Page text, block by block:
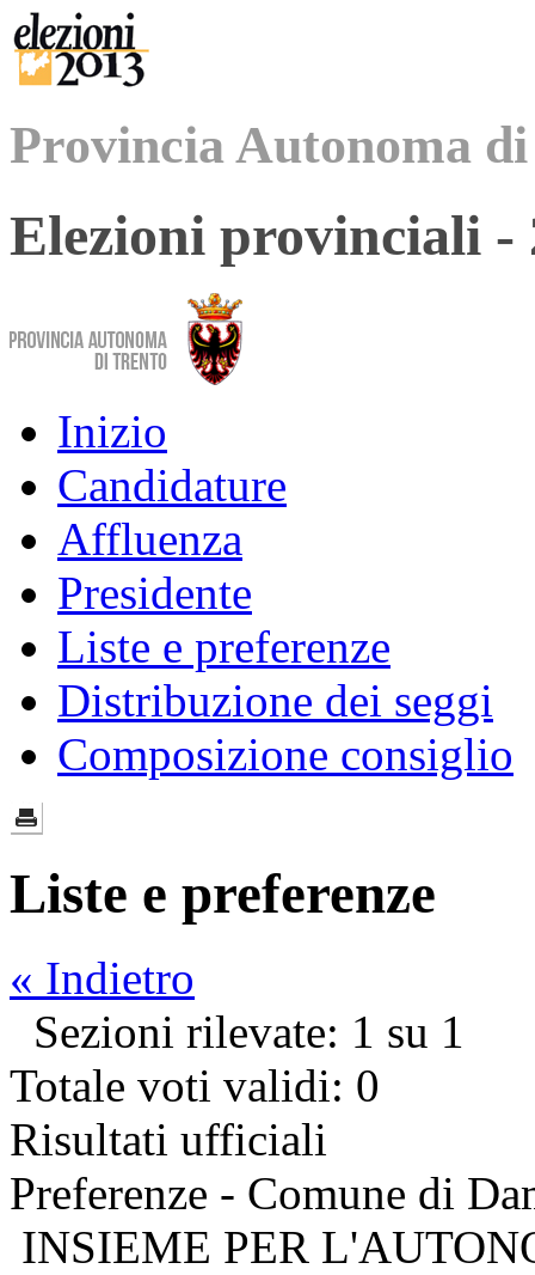
Provincia Autonoma
Elezioni provinciali -
Inizio
Candidature
Affluenza
Presidente
Liste e preferenze
Distribuzione dei seggi
Composizione consiglio
Liste e preferenze
« Indietro
Sezioni rilevate: 1 su 1
Totale voti validi: 0
Risultati ufficiali
Preferenze - Comune di
INSIEME PER